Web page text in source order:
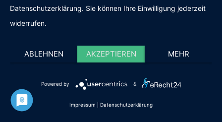
einen Festpreis?
vereinbaren
Datenschutzerklärung. Sie können Ihre Einwilligung jederzeit
widerrufen.
ABLEHNEN AKZEPTIEREN MEHR
Powered by &
Impressum Datenschutzerklärung
100
%
SEHR GUT
160
200